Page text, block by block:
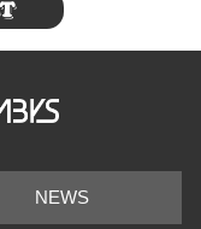
NEWS